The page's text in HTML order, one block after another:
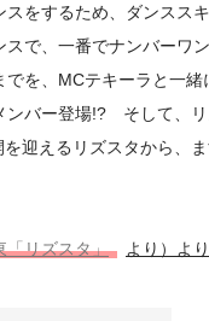
スをするため、ダンスス
で、一番でナンバーワ
でを、MCテキーラと一
ンバー登場!? そして、
迎えるリズスタから、
「リズスタ」 より）より